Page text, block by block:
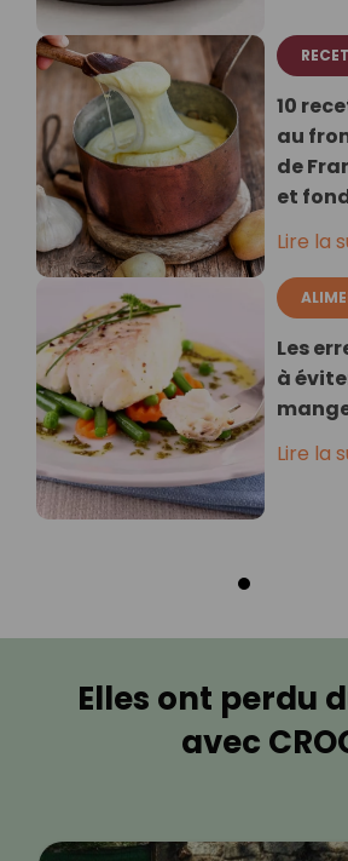
10
au
de
et
Lire la
Les
à
Lire la
Elles ont perdu
avec